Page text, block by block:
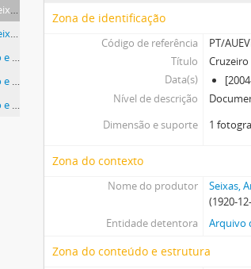
Zona de identificação
Código de referência
PT/
Título
Cruzeiro
Data(s)
Nível de descrição
Dimensão e suporte
1
Zona do contexto
Nome do produtor
Seixas,
(1920-
Entidade detentora
Arquivo
Zona do conteúdo e estrutura